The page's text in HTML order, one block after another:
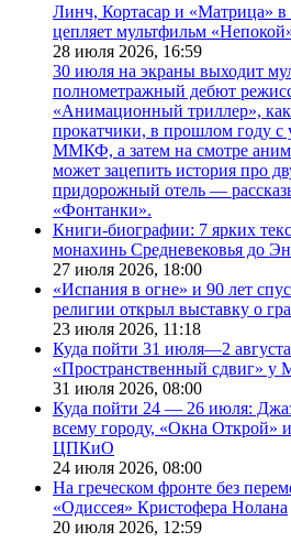
Линч, Кортасар и «Матрица»
цепляет мультфильм
28 июля 2026, 16:59
30 июля на экраны выходит
полнометражный дебют
«Анимационный триллер»,
прокатчики, в прошлом году с
ММКФ, а затем на смотре
может зацепить история про
придорожный отель —
«Фонтанки».
Книги-биографии: 7 ярких
монахинь Средневековья до
27 июля 2026, 18:00
«Испания в огне» и 90 лет
религии открыл выставку о
23 июля 2026, 11:18
Куда пойти 31 июля—2
«Пространственный сдвиг»
31 июля 2026, 08:00
Куда пойти 24 — 26 июля:
всему городу, «Окна Открой»
ЦПКиО
24 июля 2026, 08:00
На греческом фронте без
«Одиссея» Кристофера Нолана
20 июля 2026, 12:59